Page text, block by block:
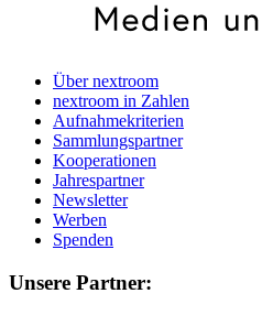
Über nextroom
nextroom in Zahlen
Aufnahmekriterien
Sammlungspartner
Kooperationen
Jahrespartner
Newsletter
Werben
Spenden
Unsere Partner: